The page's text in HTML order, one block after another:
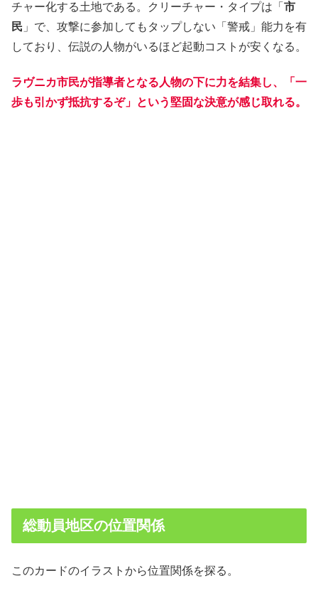
チャー化する土地である。クリーチャー・タイプは「 市
民 」で、攻撃に参加してもタップしない「警戒」能力を有
しており、伝説の人物がいるほど起動コストが安くなる。
ラヴニカ市民が指導者となる人物の下に力を結集し、「一
歩も引かず抵抗するぞ」という堅固な決意が感じ取れる。
総動員地区の位置関係
このカードのイラストから位置関係を探る。